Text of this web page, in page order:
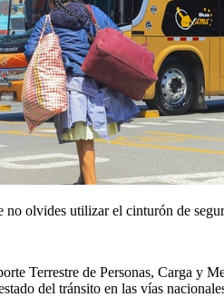
no olvides utilizar el cinturón de
Terrestre de Personas, Carga y
del tránsito en las vías